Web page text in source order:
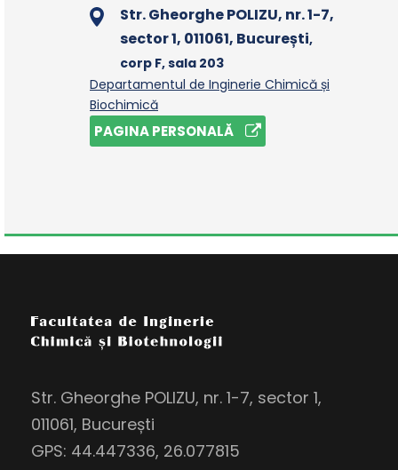
Str. Gheorghe POLIZU, nr. 1-7,
sector 1, 011061, București,
corp F, sala 203
Departamentul de Inginerie Chimică și
Biochimică
PAGINA PERSONALĂ
Str. Gheorghe POLIZU, nr. 1-7, sector 1,
011061, București
GPS: 44.447336, 26.077815